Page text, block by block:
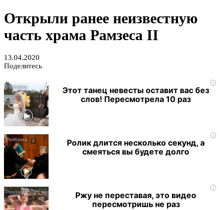
Открыли ранее неизвестную
часть храма Рамзеса II
13.04.2020
Поделитесь
i
Этот танец невесты оставит вас без
слов! Пересмотрела 10 раз
i
Ролик длится несколько секунд, а
смеяться вы будете долго
i
Ржу не переставая, это видео
пересмотришь не раз